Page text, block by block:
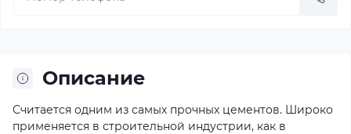
Описание
Считается одним из самых прочных цементов. Широко
применяется в строительной индустрии, как в